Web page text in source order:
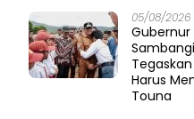
05/08/2026
Gubernur
Harus
Touna